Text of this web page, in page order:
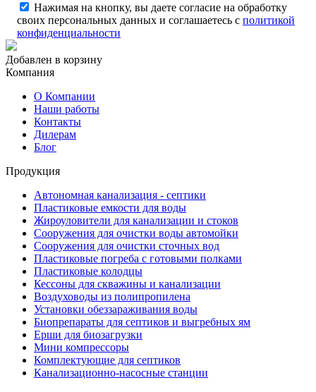
Нажимая на кнопку, вы даете согласие на обработку
своих персональных данных и соглашаетесь с политикой
конфиденциальности
Добавлен в корзину
Компания
О Компании
Наши работы
Контакты
Дилерам
Блог
Продукция
Автономная канализация - септики
Пластиковые емкости для воды
Жироуловители для канализации и стоков
Сооружения для очистки воды автомойки
Сооружения для очистки сточных вод
Пластиковые погреба с готовыми полками
Пластиковые колодцы
Кессоны для скважины и канализации
Воздуховоды из полипропилена
Установки обеззараживания воды
Биопрепараты для септиков и выгребных ям
Ерши для биозагрузки
Мини компрессоры
Комплектующие для септиков
Канализационно-насосные станции